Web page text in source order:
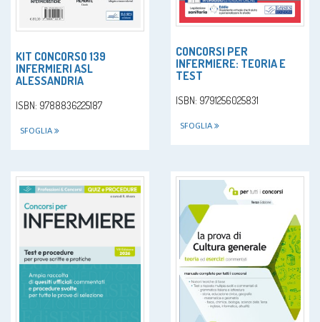
KIT CONCORSO 139
INFERMIERI ASL
ALESSANDRIA
ISBN: 9788836225187
SFOGLIA
CONCORSI PER
INFERMIERE: TEORIA E
TEST
ISBN: 9791256025831
SFOGLIA